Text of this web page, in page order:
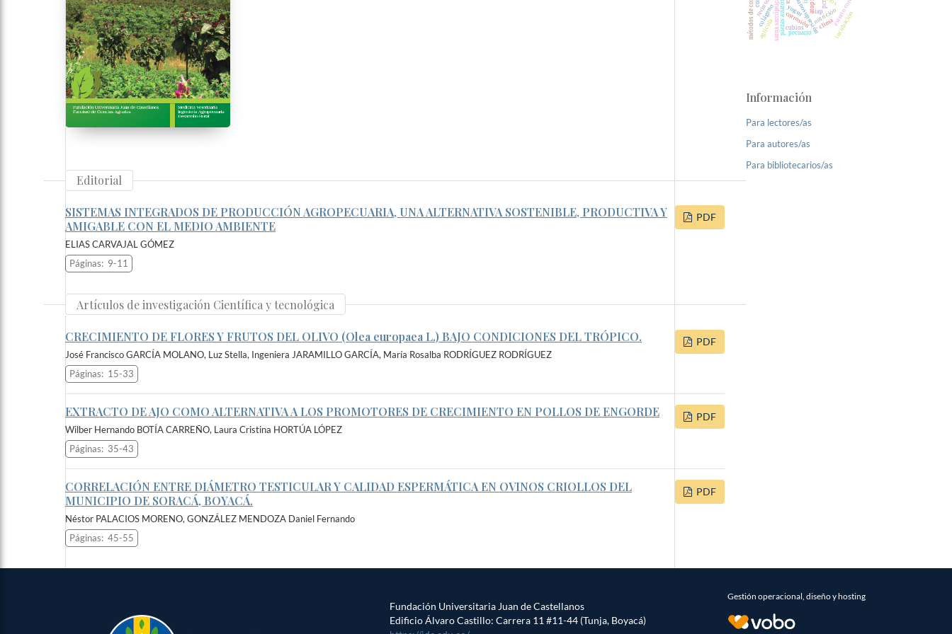
Editorial
SISTEMAS INTEGRADOS DE PRODUCCIÓN AGROPECUARIA, UNA ALTERNATIVA SOSTENIBLE, PRODUCTIVA Y
AMIGABLE CON EL MEDIO AMBIENTE
ELIAS CARVAJAL GÓMEZ
Páginas: 9-11
PDF
Artículos de investigación Científica y tecnológica
CRECIMIENTO DE FLORES Y FRUTOS DEL OLIVO (Olea europaea L.) BAJO CONDICIONES DEL TRÓPICO.
José Francisco GARCÍA MOLANO, Luz Stella, Ingeniera JARAMILLO GARCÍA, María Rosalba RODRÍGUEZ RODRÍGUEZ
Páginas: 15-33
PDF
EXTRACTO DE AJO COMO ALTERNATIVA A LOS PROMOTORES DE CRECIMIENTO EN POLLOS DE ENGORDE
Wilber Hernando BOTÍA CARREÑO, Laura Cristina HORTÚA LÓPEZ
Páginas: 35-43
PDF
CORRELACIÓN ENTRE DIÁMETRO TESTICULAR Y CALIDAD ESPERMÁTICA EN OVINOS CRIOLLOS DEL
MUNICIPIO DE SORACÁ, BOYACÁ.
Néstor PALACIOS MORENO, GONZÁLEZ MENDOZA Daniel Fernando
Páginas: 45-55
PDF
sarna sarcóptica inmunosupresiónnutrición
atopía
colágeno estrato corneo
piezas anatómicascorrosión
pcr
cubios incubación
yogur
agrícola clima
pecuario
iap
Información
Para lectores/as
Para autores/as
Para bibliotecarios/as
Fundación Universitaria Juan de Castellanos
Edificio Álvaro Castillo: Carrera 11 #11-44 (Tunja, Boyacá)
Gestión operacional, diseño y hosting